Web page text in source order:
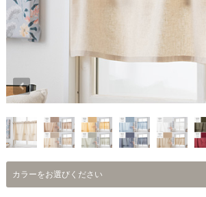
カラーをお選びください